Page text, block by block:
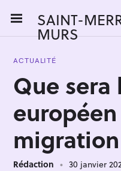
i
SAINT-
MURS
ACTUALITÉ
Que sera
Rédaction 30 janvier